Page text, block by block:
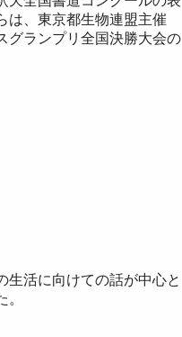
は、東京都生物連盟主催
グランプリ全国決勝大会の
生活に向けての話が中心と